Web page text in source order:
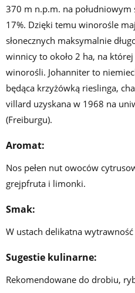
370 m n.p.m. na południowym
17%. Dzięki temu winorośle
słonecznych maksymalnie
winnicy to około 2 ha, na
winorośli. Johanniter to
będąca krzyżówką rieslinga,
villard uzyskana w 1968 na
(Freiburgu).
Aromat:
Nos pełen nut owoców
grejpfruta i limonki.
Smak:
W ustach delikatna wytrawność
Sugestie kulinarne:
Rekomendowane do drobiu,